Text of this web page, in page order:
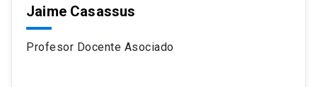
Jaime Casassus
Profesor Docente Asociado